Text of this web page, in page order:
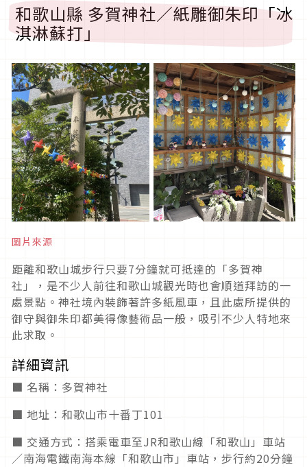
和歌山縣 多賀神社／紙雕御朱印「冰
淇淋蘇打」
圖片來源
距離和歌山城步行只要7分鐘就可抵達的「多賀神
社」，是不少人前往和歌山城觀光時也會順道拜訪的一
處景點。神社境內裝飾著許多紙風車，且此處所提供的
御守與御朱印都美得像藝術品一般，吸引不少人特地來
此求取。
詳細資訊
■ 名稱：多賀神社
■ 地址：和歌山市十番丁101
■ 交通方式：搭乘電車至JR和歌山線「和歌山」車站
／南海電鐵南海本線「和歌山市」車站，步行約20分鐘